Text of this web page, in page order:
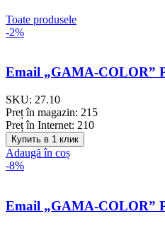
Toate produsele
-2%
Email „GAMA-COLOR”
SKU: 27.10
Preț în magazin: 215
Preț în Internet: 210
Купить в 1 клик
Adaugă în coș
-8%
Email „GAMA-COLOR”